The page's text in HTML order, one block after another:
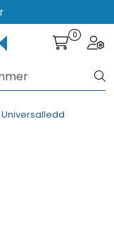
0
Universalledd